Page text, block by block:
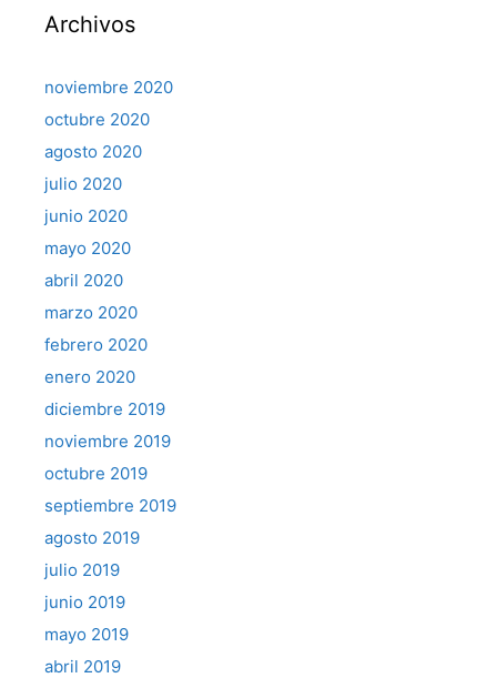
Archivos
noviembre 2020
octubre 2020
agosto 2020
julio 2020
junio 2020
mayo 2020
abril 2020
marzo 2020
febrero 2020
enero 2020
diciembre 2019
noviembre 2019
octubre 2019
septiembre 2019
agosto 2019
julio 2019
junio 2019
mayo 2019
abril 2019